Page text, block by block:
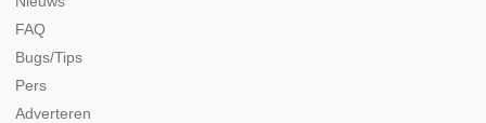
FAQ
Bugs/Tips
Pers
Adverteren